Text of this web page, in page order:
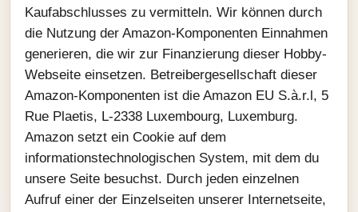
Kaufabschlusses zu vermitteln. Wir können durch
die Nutzung der Amazon-Komponenten Einnahmen
generieren, die wir zur Finanzierung dieser Hobby-
Webseite einsetzen. Betreibergesellschaft dieser
Amazon-Komponenten ist die Amazon EU S.à.r.l, 5
Rue Plaetis, L-2338 Luxembourg, Luxemburg.
Amazon setzt ein Cookie auf dem
informationstechnologischen System, mit dem du
unsere Seite besuchst. Durch jeden einzelnen
Aufruf einer der Einzelseiten unserer Internetseite,